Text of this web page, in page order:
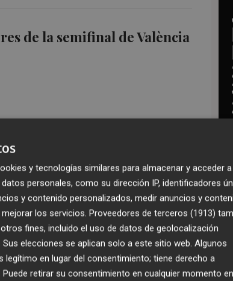
de la semifinal de València
de salud para
y tecnologías similares para almacenar y acceder a
personales, como su dirección IP, identificadores
y contenido personalizados, medir anuncios y
los servicios. Proveedores de terceros (1913)
fines, incluido el uso de datos de geolocalización
elecciones se aplican solo a este sitio web. Algunos
legítimo en lugar del consentimiento; tiene derecho a
. Puede retirar su consentimiento en cualquier momento en